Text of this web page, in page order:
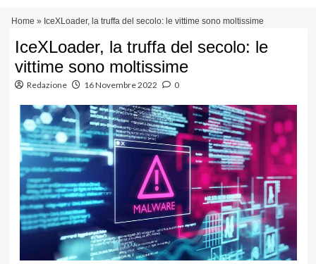
contenuto
Home » IceXLoader, la truffa del secolo: le vittime sono moltissime
IceXLoader, la truffa del secolo: le
vittime sono moltissime
Redazione 16 Novembre 2022 0